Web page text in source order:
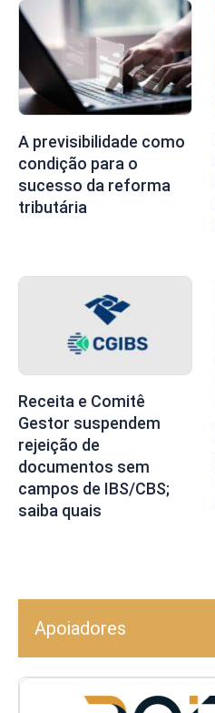
A previsibilidade como
condição para o
sucesso da reforma
tributária
Receita e Comitê
Gestor suspendem
rejeição de
documentos sem
campos de IBS/CBS;
saiba quais
Apoiadores